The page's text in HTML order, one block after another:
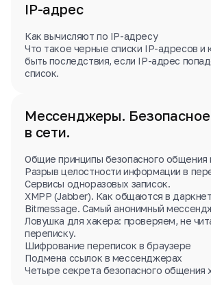
IP-адрес
Как вычисляют по IP-адресу
Что такое черные списки IP-адресов и
быть последствия, если IP-адрес
список.
Мессенджеры.
в сети.
Общие принципы безопасного общения
Разрыв целостности информации в
Сервисы одноразовых записок.
XMPP (Jabber). Как общаются в
Bitmessage. Самый анонимный
Ловушка для хакера: проверяем, не
переписку.
Шифрование переписок в браузере
Подмена ссылок в мессенджерах
Четыре секрета безопасного общения